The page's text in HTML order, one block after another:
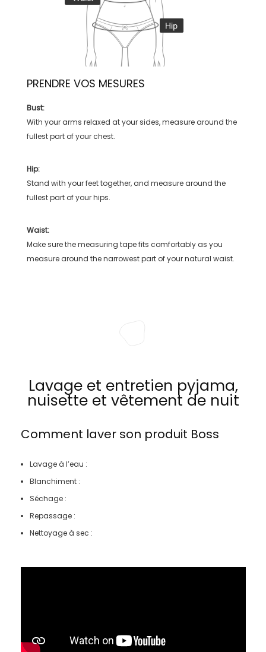
PRENDRE VOS MESURES
Bust:
With your arms relaxed at your sides, measure around the
fullest part of your chest.
Hip:
Stand with your feet together, and measure around the
fullest part of your hips.
Waist:
Make sure the measuring tape fits comfortably as you
measure around the narrowest part of your natural waist.
Lavage et entretien pyjama,
nuisette et vêtement de nuit
Comment laver son produit Boss
Lavage à l’eau :
Blanchiment :
Séchage :
Repassage :
Nettoyage à sec :